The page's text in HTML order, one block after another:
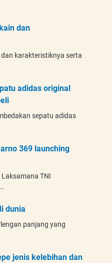
dan
karakteristiknya serta
adidas original
sepatu adidas
369 launching
Laksamana TNI
dunia
panjang yang
jenis kelebihan dan